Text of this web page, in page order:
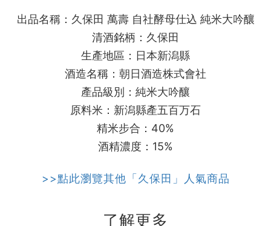
出品名稱：久保田 萬壽 自社酵母仕込 純米大吟釀
清酒銘柄：久保田
生產地區：日本新潟縣
酒造名稱：朝日酒造株式會社
產品級別：純米大吟釀
原料米：新潟縣產五百万石
精米步合：40%
酒精濃度：15%
>>點此瀏覽其他「久保田」人氣商品
了解更多